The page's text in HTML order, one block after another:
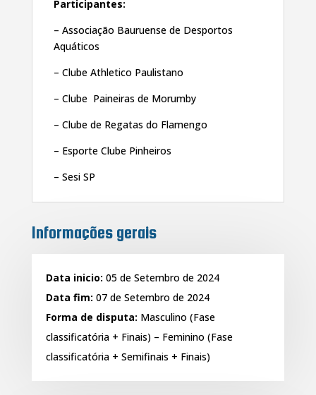
Participantes:
– Associação Bauruense de Desportos
Aquáticos
– Clube Athletico Paulistano
– Clube Paineiras de Morumby
– Clube de Regatas do Flamengo
– Esporte Clube Pinheiros
– Sesi SP
Informações gerais
Data inicio: 05 de Setembro de 2024
Data fim: 07 de Setembro de 2024
Forma de disputa: Masculino (Fase
classificatória + Finais) – Feminino (Fase
classificatória + Semifinais + Finais)